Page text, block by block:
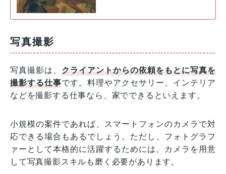
写真撮影
写真撮影は、クライアントからの依頼をもとに写真を
撮影する仕事です。料理やアクセサリー、インテリア
などを撮影する仕事なら、家でできるといえます。
小規模の案件であれば、スマートフォンのカメラで対
応できる場合もあるでしょう。ただし、フォトグラフ
ァーとして本格的に活躍するためには、カメラを用意
して写真撮影スキルも磨く必要があります。